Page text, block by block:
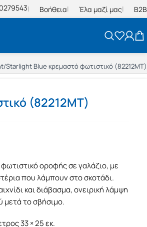
Βοήθεια Έλα μαζί μας B2B
/Starlight Blue κρεμαστό φωτιστικό (82212MT)
(82212MT)
οροφής σε γαλάζιο, με
που λάμπουν στο σκοτάδι.
και διάβασμα, ονειρική λάμψη
μετά το σβήσιμο.
33 × 25 εκ.